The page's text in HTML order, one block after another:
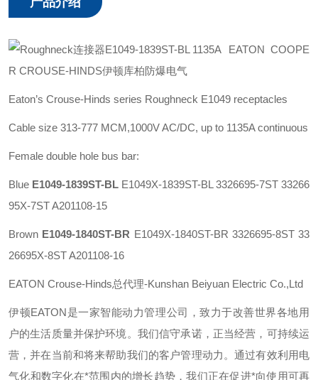
EATON COOPE
R CROUSE-HINDS伊顿库柏防爆电气
Eaton’s Crouse-Hinds series Roughneck E1049 receptacles
Cable size 313-777 MCM,1000V AC/DC, up to 1135A continuous
Female double hole bus bar:
Blue E1049-1839ST-BL E1049X-1839ST-BL 3326695-7ST 33266
95X-7ST A201108-15
Brown E1049-1840ST-BR E1049X-1840ST-BR 3326695-8ST 33
26695X-8ST A201108-16
EATON Crouse-Hinds总代理-Kunshan Beiyuan Electric Co.,Ltd
伊顿EATON是一家智能动力管理公司，致力于改善世界各地用
户的生活质量并保护环境。我们信守承诺，正当经营，可持续运
营，并在当前和将来帮助我们的客户管理动力。通过有效利用电
气化和数字化在*范围内的增长趋势，我们正在促进*向使用可再